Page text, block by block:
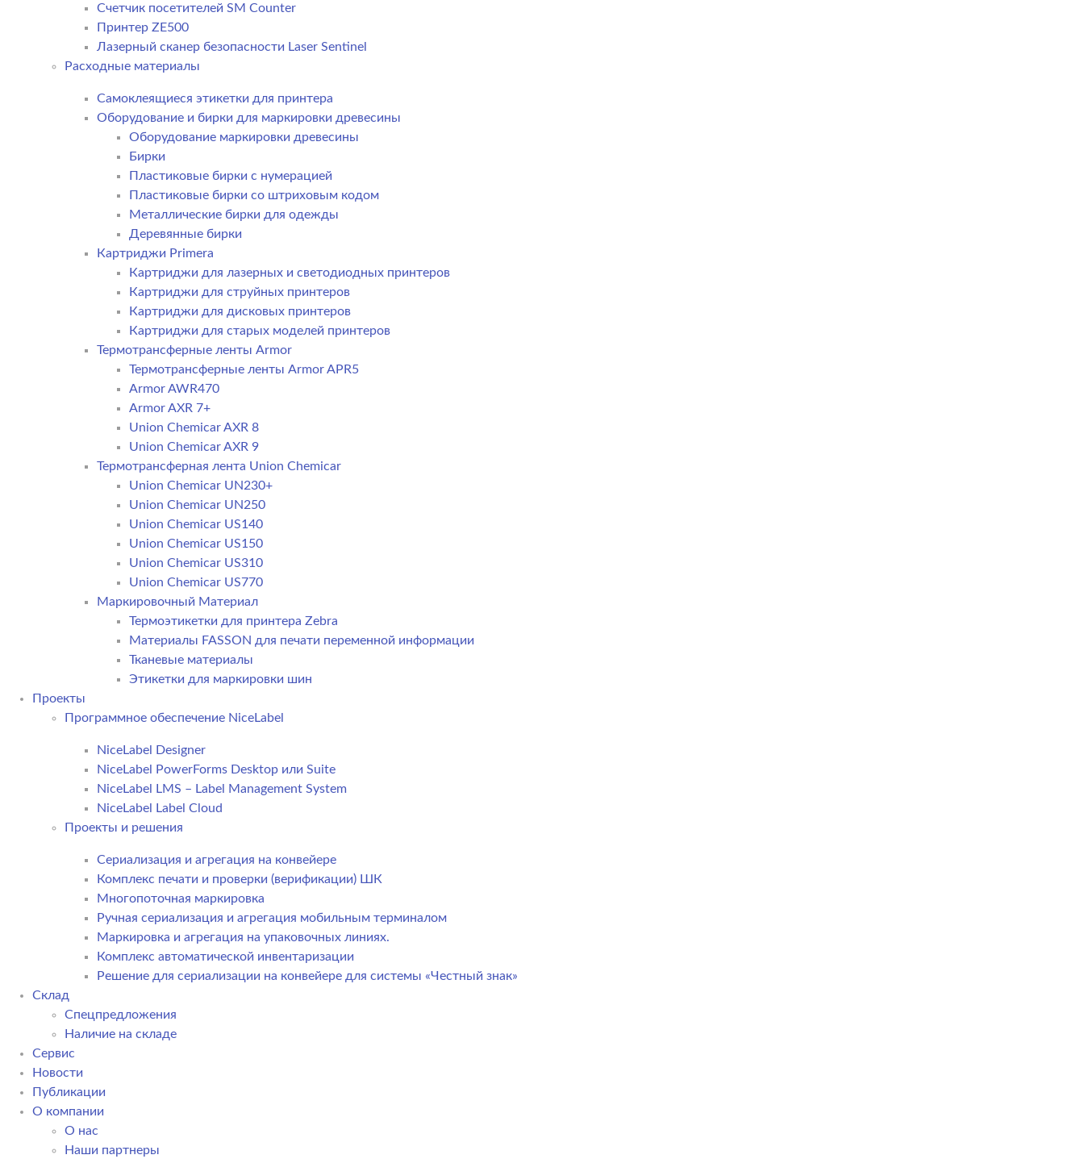
Счетчик посетителей SM Counter
Принтер ZE500
Лазерный сканер безопасности Laser Sentinel
Расходные материалы
Самоклеящиеся этикетки для принтера
Оборудование и бирки для маркировки древесины
Оборудование маркировки древесины
Бирки
Пластиковые бирки с нумерацией
Пластиковые бирки со штриховым кодом
Металлические бирки для одежды
Деревянные бирки
Картриджи Primera
Картриджи для лазерных и светодиодных принтеров
Картриджи для струйных принтеров
Картриджи для дисковых принтеров
Картриджи для старых моделей принтеров
Термотрансферные ленты Armor
Термотрансферные ленты Armor APR5
Armor AWR470
Armor AXR 7+
Union Chemicar AXR 8
Union Chemicar AXR 9
Термотрансферная лента Union Chemicar
Union Chemicar UN230+
Union Chemicar UN250
Union Chemicar US140
Union Chemicar US150
Union Chemicar US310
Union Chemicar US770
Маркировочный Материал
Термоэтикетки для принтера Zebra
Материалы FASSON для печати переменной информации
Тканевые материалы
Этикетки для маркировки шин
Проекты
Программное обеспечение NiceLabel
NiceLabel Designer
NiceLabel PowerForms Desktop или Suite
NiceLabel LMS – Label Management System
NiceLabel Label Cloud
Проекты и решения
Сериализация и агрегация на конвейере
Комплекс печати и проверки (верификации) ШК
Многопоточная маркировка
Ручная сериализация и агрегация мобильным терминалом
Маркировка и агрегация на упаковочных линиях.
Комплекс автоматической инвентаризации
Решение для сериализации на конвейере для системы «Честный знак»
Склад
Спецпредложения
Наличие на складе
Сервис
Новости
Публикации
О компании
О нас
Наши партнеры